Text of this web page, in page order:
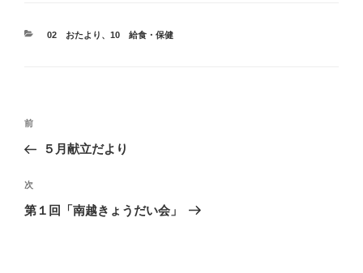
カ
02 おたより 、 10 給食・保健
投
ナ
ビ
ゲ
前
の
稿
前
５月献立だより
次
の
次
第１回「南越きょうだい会」